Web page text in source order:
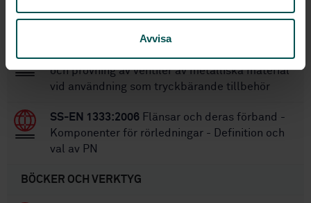
Avvisa
och provning av ventiler av metalliska material
vid användning som tryckbärande tillbehör
SS-EN 1333:2006 Flänsar och deras förband -
Komponenter för rörledningar - Definition och
val av PN
BÖCKER OCH VERKTYG